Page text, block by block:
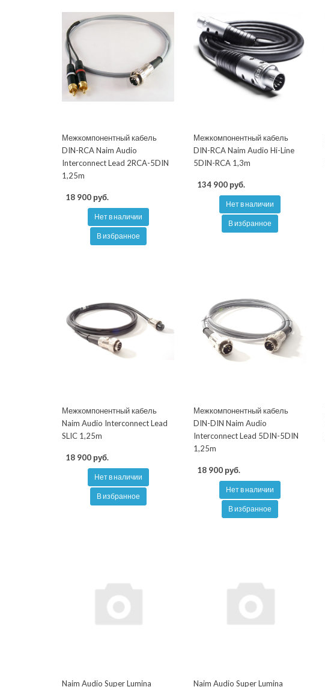
Межкомпонентный кабель
DIN-RCA Naim Audio
Interconnect Lead 2RCA-5DIN
1,25m
18 900 руб.
Нет в наличии
В избранное
Межкомпонентный кабель
DIN-RCA Naim Audio Hi-Line
5DIN-RCA 1,3m
134 900 руб.
Нет в наличии
В избранное
Межкомпонентный кабель
Naim Audio Interconnect Lead
SLIC 1,25m
18 900 руб.
Нет в наличии
В избранное
Межкомпонентный кабель
DIN-DIN Naim Audio
Interconnect Lead 5DIN-5DIN
1,25m
18 900 руб.
Нет в наличии
В избранное
Naim Audio Super Lumina Naim Audio Super Lumina